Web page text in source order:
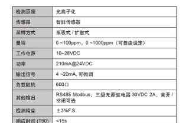
넸公司动态
了解我们
넸公司介绍
넸荣誉资质
넸认证奖项